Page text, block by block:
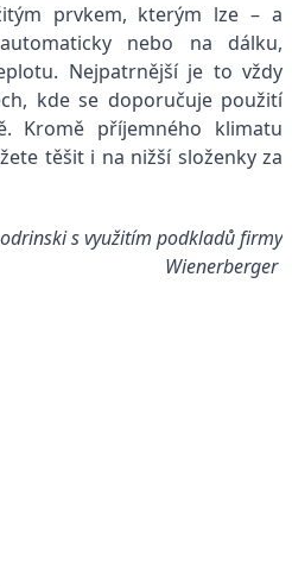
prvkem, kterým lze – a
nebo na dálku,
Nejpatrnější je to vždy
kde se doporučuje použití
Kromě příjemného klimatu
těšit i na nižší složenky za
s využitím podkladů firmy
Wienerberger